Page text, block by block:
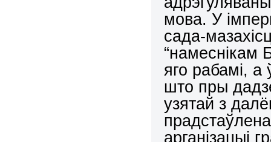
мова. У
сада-
“намеснікам
яго рабамі,
што пры
узятай з
арганізацыі